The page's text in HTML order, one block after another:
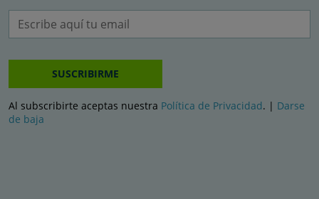
SUSCRIBIRME
Al subscribirte aceptas nuestra Política de Privacidad. | Darse
de baja